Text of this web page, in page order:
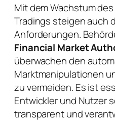
Mit dem Wachstum
Tradings steigen auch
Anforderungen.
Financial Market
überwachen den
Marktmanipulationen
zu vermeiden. Es ist
Entwickler und Nutzer
transparent und